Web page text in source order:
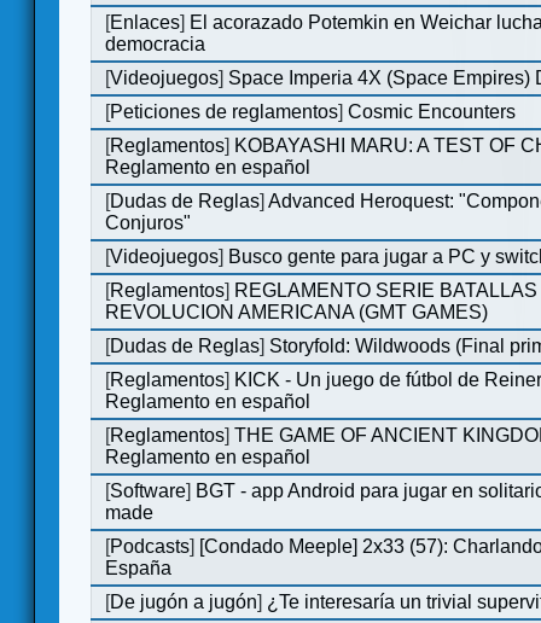
[Enlaces] El acorazado Potemkin en Weichar
democracia
[Videojuegos] Space Imperia 4X (Space Empires)
[Peticiones de reglamentos]Cosmic Encounters
[Reglamentos] KOBAYASHI MARU: A TEST OF
Reglamento en español
[Dudas de Reglas]Advanced Heroquest:
Conjuros"
[Videojuegos] Busco gente para jugar a PC y
[Reglamentos] REGLAMENTO SERIE
REVOLUCION AMERICANA (GMT GAMES)
[Dudas de Reglas] Storyfold: Wildwoods (Final
[Reglamentos] KICK - Un juego de fútbol de
Reglamento en español
[Reglamentos]THE GAME OF ANCIENT
Reglamento en español
[Software] BGT - app Android para jugar en
made
[Podcasts] [Condado Meeple] 2x33 (57):
España
[De jugón a jugón] ¿Te interesaría un trivial